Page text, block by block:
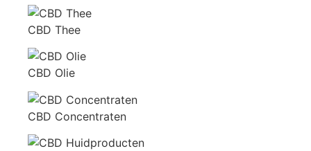
CBD Thee
CBD Olie
CBD Concentraten